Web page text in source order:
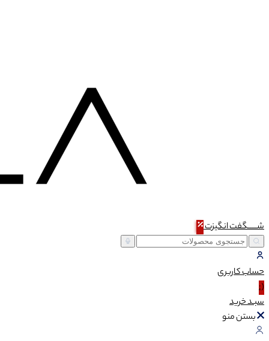
شـــــگفتانگیزت
حسابکاربری
(:
سبـدخرید
بستن منو